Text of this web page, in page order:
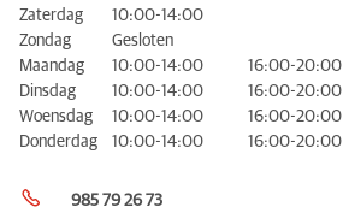
Zaterdag
10:00-14:00
Zondag
Gesloten
Maandag
10:00-14:00
16:00-20:00
Dinsdag
10:00-14:00
16:00-20:00
Woensdag
10:00-14:00
16:00-20:00
Donderdag
10:00-14:00 16:00-20:00
985 79 26 73